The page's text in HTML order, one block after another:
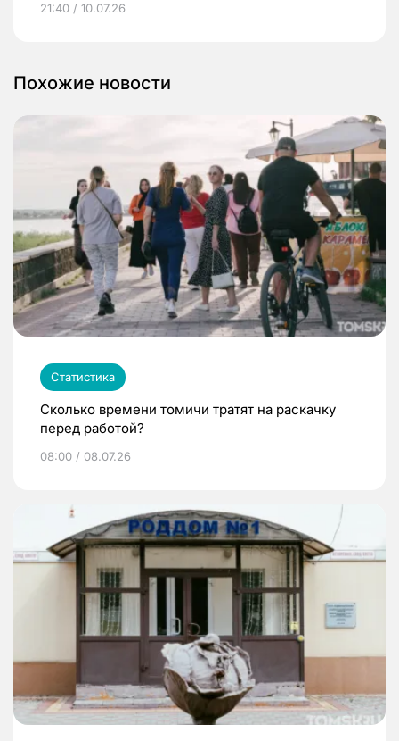
21:40 / 10.07.26
Похожие новости
Статистика
Сколько времени томичи тратят на раскачку
перед работой?
08:00 / 08.07.26